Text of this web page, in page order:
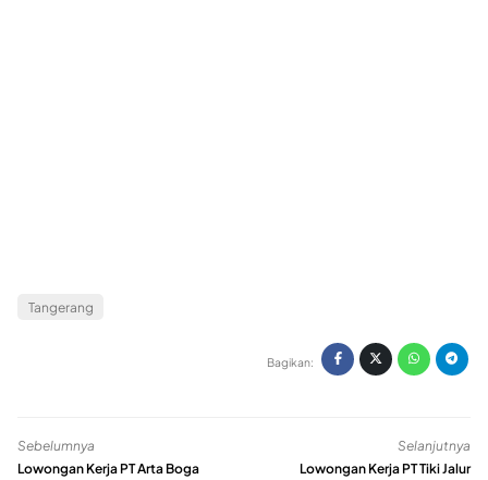
Tangerang
Bagikan:
Sebelumnya
Lowongan Kerja PT Arta Boga
Selanjutnya
Lowongan Kerja PT Tiki Jalur